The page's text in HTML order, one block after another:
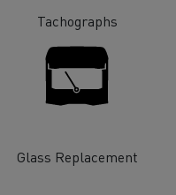
Tachographs
Glass Replacement